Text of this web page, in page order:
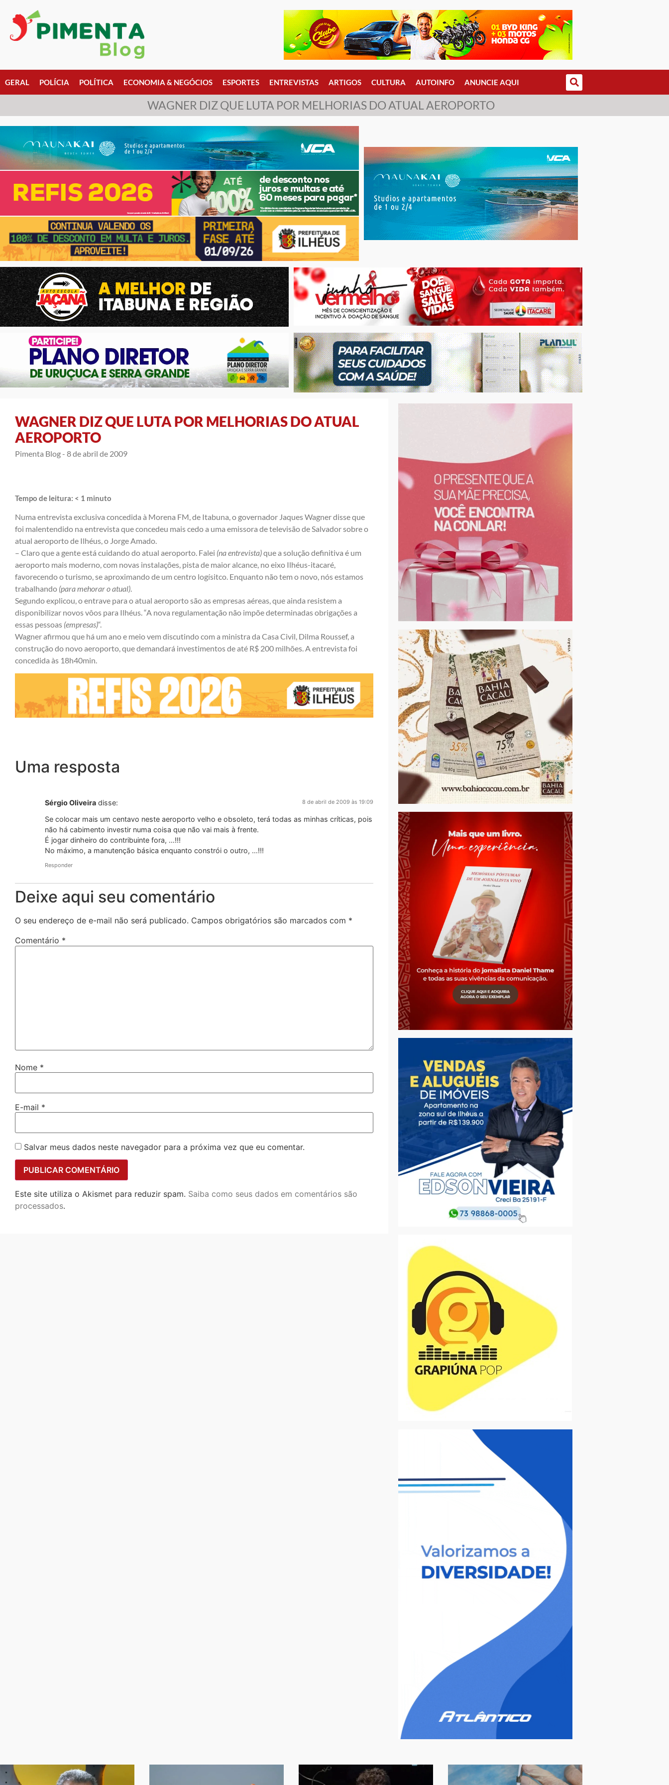
GERAL POLÍCIA POLÍTICA ECONOMIA & NEGÓCIOS ESPORTES ENTREVISTAS ARTIGOS CULTURA AUTOINFO ANUNCIE AQUI
WAGNER DIZ QUE LUTA POR MELHORIAS DO ATUAL AEROPORTO
WAGNER DIZ QUE LUTA POR MELHORIAS DO ATUAL
AEROPORTO
Pimenta Blog - 8 de abril de 2009
Tempo de leitura: < 1 minuto
Numa entrevista exclusiva concedida à Morena FM, de Itabuna, o governador Jaques Wagner disse que
foi malentendido na entrevista que concedeu mais cedo a uma emissora de televisãode Salvador sobre o
atual aeroporto de Ilhéus, o Jorge Amado.
– Claro que a gente está cuidando do atual aeroporto. Falei (na entrevista)que a solução definitiva é um
aeroporto mais moderno, com novas instalações, pista de maior alcance, no eixo Ilhéus-itacaré,
favorecendo o turismo, se aproximando de um centro logísitco. Enquanto não tem o novo, nós estamos
trabalhando (para mehorar o atual)
Segundo explicou, o entrave para o atual aeroporto são as empresas aéreas, que ainda resistem a
disponibilizar novos vôos para Ilhéus. “A nova regulamentação não impõe determinadas obrigações a
essas pessoas (empresas)“.
Wagner afirmou que há um ano e meio vem discutindo com a ministra da Casa Civil, Dilma Roussef, a
construção do novo aeroporto, que demandará investimentos de até R$ 200 milhões. A entrevista foi
concedida às 18h40min.
Uma resposta
Sérgio Oliveira disse: 8 de abril de 2009 às 19:09
Se colocar mais um centavo neste aeroporto velho e obsoleto, terá todas as minhas críticas, pois
não há cabimento investir numa coisa que não vai mais à frente.
É jogar dinheiro do contribuinte fora, …!!!
No máximo, a manutenção básica enquanto constrói o outro, …!!!
Responder
Deixe aqui seu comentário
O seu endereço de e-mail não será publicado. Campos obrigatórios são marcados com *
Comentário *
Nome *
E-mail *
Salvar meus dados neste navegador para a próxima vez que eu comentar.
Este site utiliza o Akismet para reduzir spam. Saiba como seus dados em comentários são
processados.